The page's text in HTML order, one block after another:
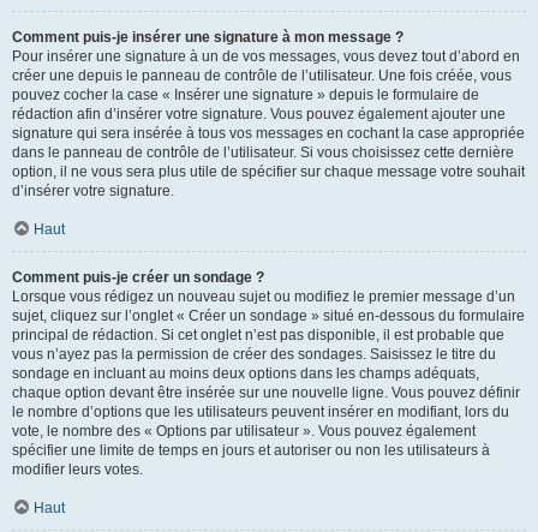
Comment puis-je insérer une signature à mon message ?
Pour insérer une signature à un de vos messages, vous devez tout d’abord en
créer une depuis le panneau de contrôle de l’utilisateur. Une fois créée, vous
pouvez cocher la case « Insérer une signature » depuis le formulaire de
rédaction afin d’insérer votre signature. Vous pouvez également ajouter une
signature qui sera insérée à tous vos messages en cochant la case appropriée
dans le panneau de contrôle de l’utilisateur. Si vous choisissez cette dernière
option, il ne vous sera plus utile de spécifier sur chaque message votre souhait
d’insérer votre signature.
Haut
Comment puis-je créer un sondage ?
Lorsque vous rédigez un nouveau sujet ou modifiez le premier message d’un
sujet, cliquez sur l’onglet « Créer un sondage » situé en-dessous du formulaire
principal de rédaction. Si cet onglet n’est pas disponible, il est probable que
vous n’ayez pas la permission de créer des sondages. Saisissez le titre du
sondage en incluant au moins deux options dans les champs adéquats,
chaque option devant être insérée sur une nouvelle ligne. Vous pouvez définir
le nombre d’options que les utilisateurs peuvent insérer en modifiant, lors du
vote, le nombre des « Options par utilisateur ». Vous pouvez également
spécifier une limite de temps en jours et autoriser ou non les utilisateurs à
modifier leurs votes.
Haut